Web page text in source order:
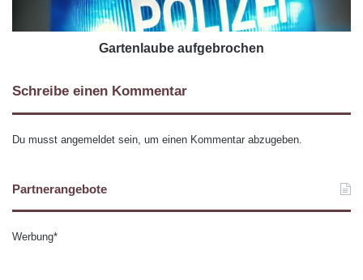
Gartenlaube aufgebrochen
Schreibe einen Kommentar
Du musst angemeldet sein, um einen Kommentar abzugeben.
Partnerangebote
Werbung*